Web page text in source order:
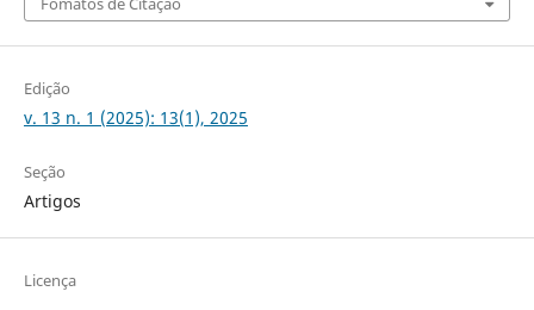
Edição
v. 13 n. 1 (2025): 13(1), 2025
Seção
Artigos
Licença